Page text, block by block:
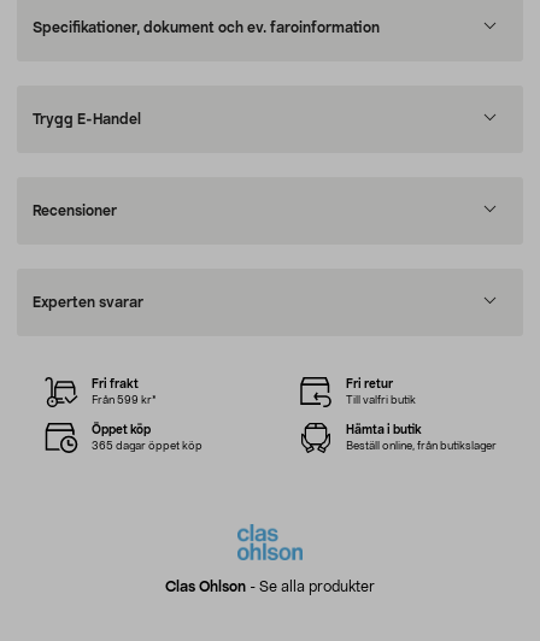
Specifikationer, dokument och ev. faroinformation
Trygg E-Handel
Recensioner
Experten svarar
Clas Ohlson - Se alla produkter
Fri frakt
Från 599 kr*
Fri retur
Till valfri butik
Öppet köp
365 dagar öppet köp
Hämta i butik
Beställ online, från butikslager